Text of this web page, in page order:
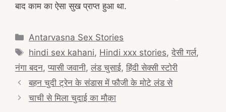
बाद काम का ऐसा सुख प्राप्त हुआ था.
Categories
Antarvasna Sex Stories
Tags
hindi sex kahani, Hindi xxx stories,देसी गर्ल,
नंगा बदन, प्यासी जवानी, लंड चुसाई, हिंदी सेक्सी स्टोरी
Post
navigation
बहन चुदी ट्रेन के संडास में फौजी के मोटे लंड से
चाची से मिला चुदाई का मौक़ा